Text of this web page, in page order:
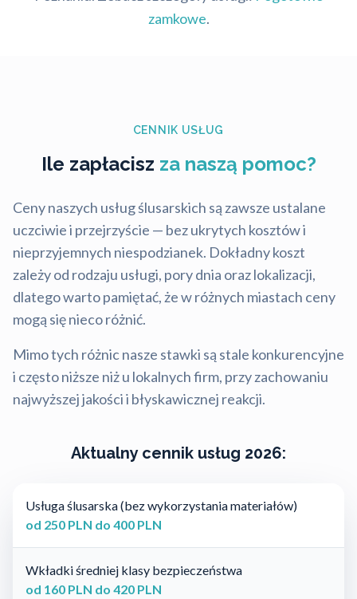
zamkowe.
CENNIK USŁUG
Ile zapłacisz za naszą pomoc?
Ceny naszych usług ślusarskich są zawsze ustalane
uczciwie i przejrzyście — bez ukrytych kosztów i
nieprzyjemnych niespodzianek. Dokładny koszt
zależy od rodzaju usługi, pory dnia oraz lokalizacji,
dlatego warto pamiętać, że w różnych miastach ceny
mogą się nieco różnić.
Mimo tych różnic nasze stawki są stale konkurencyjne
i często niższe niż u lokalnych firm, przy zachowaniu
najwyższej jakości i błyskawicznej reakcji.
Aktualny cennik usług 2026:
Usługa ślusarska (bez wykorzystania materiałów)
od 250 PLN do 400 PLN
Wkładki średniej klasy bezpieczeństwa
od 160 PLN do 420 PLN